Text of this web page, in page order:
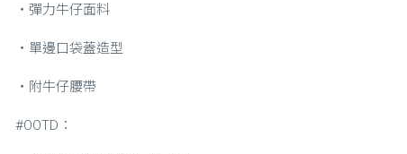
・彈力牛仔面料
・單邊口袋蓋造型
・附牛仔腰帶
#OOTD：